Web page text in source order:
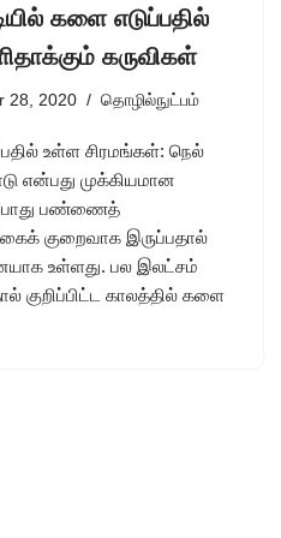
களை எடுப்பதில்
கருவிகள்
28, 2020 தொழில்நுட்பம்
உள்ள சிரமங்கள்: நெல்
என்பது முக்கியமான
பண்ணைத்
குறைவாக இருப்பதால்
உள்ளது. பல இலட்சம்
குறிப்பிட்ட காலத்தில் களை